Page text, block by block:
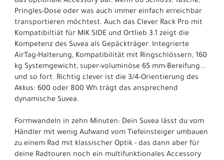
Pringles-Dose oder was auch immer einfach erreichbar
transportieren möchtest. Auch das Clever Rack Pro mit
Kompatibiltiät für MIK SIDE und Ortlieb 3.1 zeigt die
Kompetenz des Suvea als Gepäckträger. Integrierte
AirTag-Halterung, Kompatibilität mit Ringschlössern, 160
kg Systemgewicht, super-voluminöse 65 mm-Bereifung...
und so fort. Richtig clever ist die 3/4-Orientierung des
Akkus: 600 oder 800 Wh trägt das ansprechend
dynamische Suvea.
Formwandeln in zehn Minuten: Dein Suvea lässt du vom
Händler mit wenig Aufwand vom Tiefeinsteiger umbauen
zu einem Rad mit klassischer Optik - das dann aber für
deine Radtouren noch ein multifunktionales Accessory